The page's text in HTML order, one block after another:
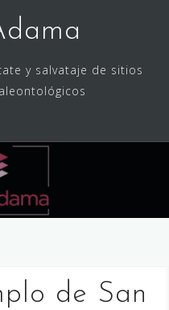
y salvataje de sitios
de San